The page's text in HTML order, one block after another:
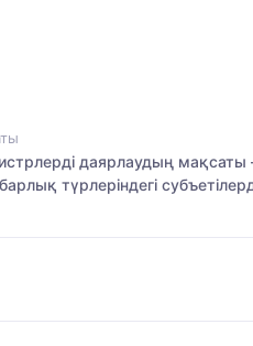
даярлаудың
түрлеріндегі